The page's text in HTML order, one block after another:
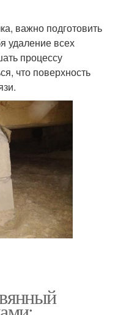
важно подготовить
удаление всех
процессу
что поверхность